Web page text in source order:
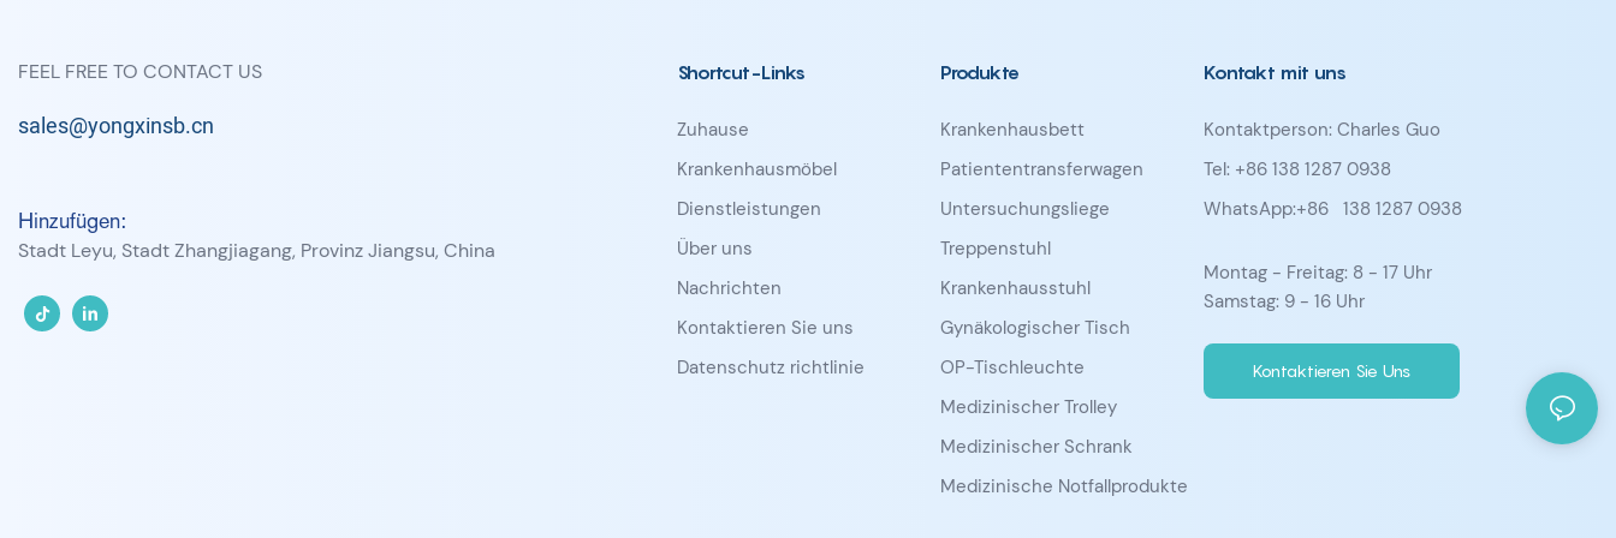
FEEL FREE TO CONTACT US
sales@yongxinsb.cn
Hinzufügen:
Stadt Leyu, Stadt Zhangjiagang, Provinz Jiangsu, China
Shortcut-Links
Zuhause
Krankenhausmöbel
Dienstleistungen
Über uns
Nachrichten
Kontaktieren Sie uns
Datenschutz richtlinie
Produkte
Krankenhausbett
Patiententransferwagen
Untersuchungsliege
Treppenstuhl
Krankenhausstuhl
Gynäkologischer Tisch
OP-Tischleuchte
Medizinischer Trolley
Medizinischer Schrank
Medizinische Notfallprodukte
Kontakt mit uns
Kontaktperson: Charles Guo
Tel: +86 138 1287 0938
WhatsApp:+86 138 1287 0938
Montag - Freitag: 8 - 17 Uhr
Samstag: 9 - 16 Uhr
Kontaktieren Sie Uns